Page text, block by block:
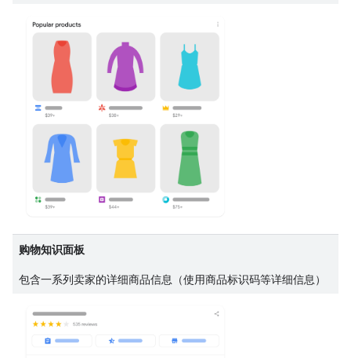
购物知识面板
包含一系列卖家的详细商品信息（使用商品标识码等详细信息）